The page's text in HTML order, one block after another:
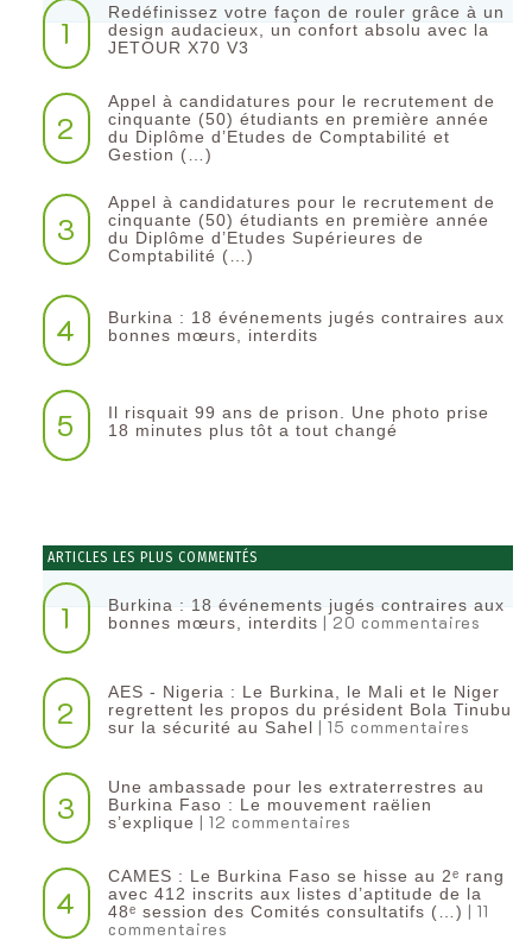
1
Redéfinissez votre façon de rouler grâce à un
design audacieux, un confort absolu avec la
JETOUR X70 V3
2
Appel à candidatures pour le recrutement de
cinquante (50) étudiants en première année
du Diplôme d’Etudes de Comptabilité et
Gestion (…)
3
Appel à candidatures pour le recrutement de
cinquante (50) étudiants en première année
du Diplôme d’Etudes Supérieures de
Comptabilité (…)
4
Burkina : 18 événements jugés contraires aux
bonnes mœurs, interdits
5
Il risquait 99 ans de prison. Une photo prise
18 minutes plus tôt a tout changé
ARTICLES LES PLUS COMMENTÉS
1
Burkina : 18 événements jugés contraires aux
bonnes mœurs, interdits | 20 commentaires
2
AES - Nigeria : Le Burkina, le Mali et le Niger
regrettent les propos du président Bola Tinubu
sur la sécurité au Sahel | 15 commentaires
3
Une ambassade pour les extraterrestres au
Burkina Faso : Le mouvement raëlien
s’explique | 12 commentaires
4
CAMES : Le Burkina Faso se hisse au 2ᵉ rang
avec 412 inscrits aux listes d’aptitude de la
48ᵉ session des Comités consultatifs (…) | 11
commentaires